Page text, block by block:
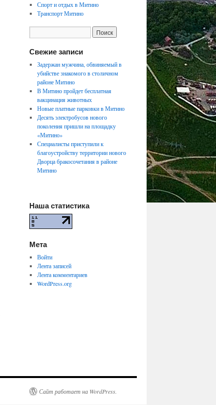
Спорт и отдых в Митино
Транспорт Митино
Свежие записи
Задержан мужчина, обвиняемый в
убийстве знакомого в столичном
районе Митино
В Митино пройдет бесплатная
вакцинация животных
Новые платные парковки в Митино
Десять электробусов нового
поколения пришли на площадку
«Митино»
Специалисты приступили к
благоустройству территории нового
Дворца бракосочетания в районе
Митино
Наша статистика
Мета
Войти
Лента записей
Лента комментариев
WordPress.org
Сайт работает на WordPress.